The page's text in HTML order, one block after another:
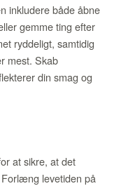
inkludere både åbne
gemme ting efter
ryddeligt, samtidig
mest. Skab
din smag og
at sikre, at det
levetiden på